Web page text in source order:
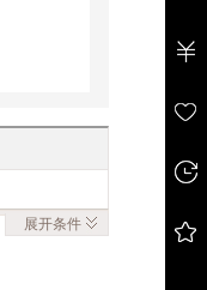
展开条件